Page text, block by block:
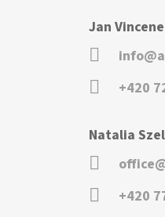
Jan
+420
Natalia
+420